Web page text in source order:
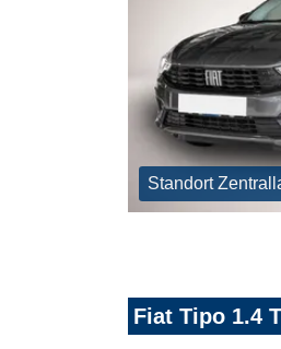
Standort
Fiat Tipo 1.4